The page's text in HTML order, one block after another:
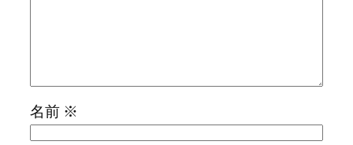
名前 ※